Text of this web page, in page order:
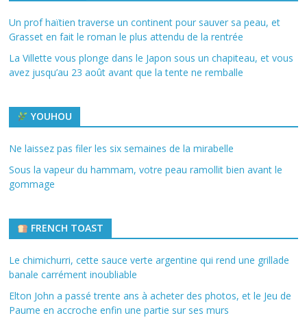
Un prof haïtien traverse un continent pour sauver sa peau, et
Grasset en fait le roman le plus attendu de la rentrée
La Villette vous plonge dans le Japon sous un chapiteau, et vous
avez jusqu’au 23 août avant que la tente ne remballe
YOUHOU
Ne laissez pas filer les six semaines de la mirabelle
Sous la vapeur du hammam, votre peau ramollit bien avant le
gommage
FRENCH TOAST
Le chimichurri, cette sauce verte argentine qui rend une grillade
banale carrément inoubliable
Elton John a passé trente ans à acheter des photos, et le Jeu de
Paume en accroche enfin une partie sur ses murs